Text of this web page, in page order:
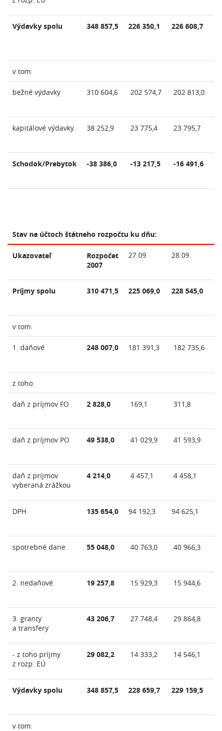
Výdavky spolu 348 857,5 226 350,1 226 608,7
v tom:
bežné výdavky 310 604,6 202 574,7 202 813,0
kapitálové výdavky 38 252,9 23 775,4 23 795,7
Schodok/Prebytok -38 386,0 -13 217,5 -16 491,6
Stav na účtoch štátneho rozpočtu ku dňu:
Ukazovateľ
Rozpočet
2007
27.09. 28.09.
Príjmy spolu 310 471,5 225 069,0 228 545,0
v tom:
1. daňové 248 007,0 181 391,3 182 735,6
z toho:
daň z príjmov FO 2 828,0 169,1 311,8
daň z príjmov PO 49 538,0 41 029,9 41 593,9
daň z príjmov
vyberaná zrážkou
4 214,0 4 457,1 4 458,1
DPH 135 654,0 94 192,3 94 625,1
spotrebné dane 55 048,0 40 763,0 40 966,3
2. nedaňové 19 257,8 15 929,3 15 944,6
3. granty
a transfery
43 206,7 27 748,4 29 864,8
- z toho príjmy
z rozp. EÚ
29 082,2 14 333,2 14 546,1
Výdavky spolu 348 857,5 228 659,7 229 159,5
v tom: